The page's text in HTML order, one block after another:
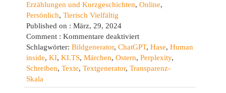
Erzählungen und Kurzgeschichten, Online,
Persönlich, Tierisch Vielfältig
Published on : März, 29, 2024
Comment : Kommentare deaktiviertfür
Kann
Künstliche
Intelligenz
Märchen
Schlagwörter: Bildgenerator, ChatGPT, Hase, Human
inside, KI, KI.TS, Märchen, Ostern, Perplexity,
Schreiben, Texte, Textgenerator, Transparenz-
Skala